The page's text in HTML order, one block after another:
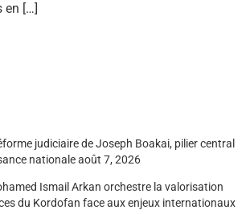
en […]
judiciaire de Joseph Boakai, pilier central
nationaleaoût 7, 2026
Ismail Arkan orchestre la valorisation
du Kordofan face aux enjeux internationaux